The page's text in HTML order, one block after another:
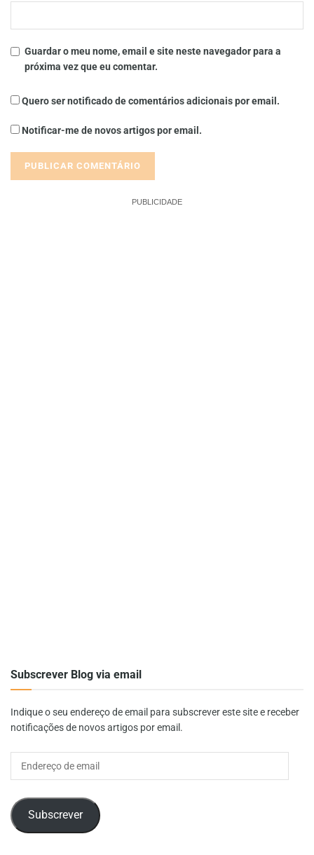
Guardar o meu nome, email e site neste navegador para a
próxima vez que eu comentar.
Quero ser notificado de comentários adicionais por email.
Notificar-me de novos artigos por email.
PUBLICIDADE
Subscrever Blog via email
Indique o seu endereço de email para subscrever este site e receber
notificações de novos artigos por email.
Endereço
Subscrever